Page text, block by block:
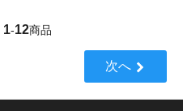
1-12商品
次へ